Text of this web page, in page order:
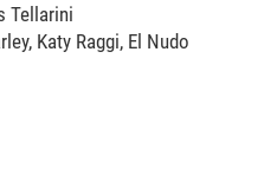
Tellarini
Katy Raggi, El Nudo